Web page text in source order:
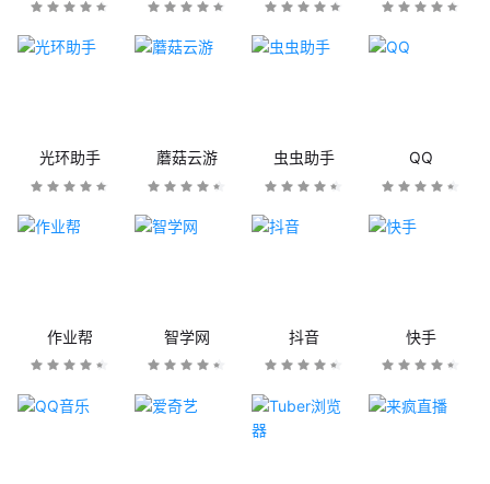
光环助手 蘑菇云游 虫虫助手 QQ
作业帮 智学网 抖音 快手